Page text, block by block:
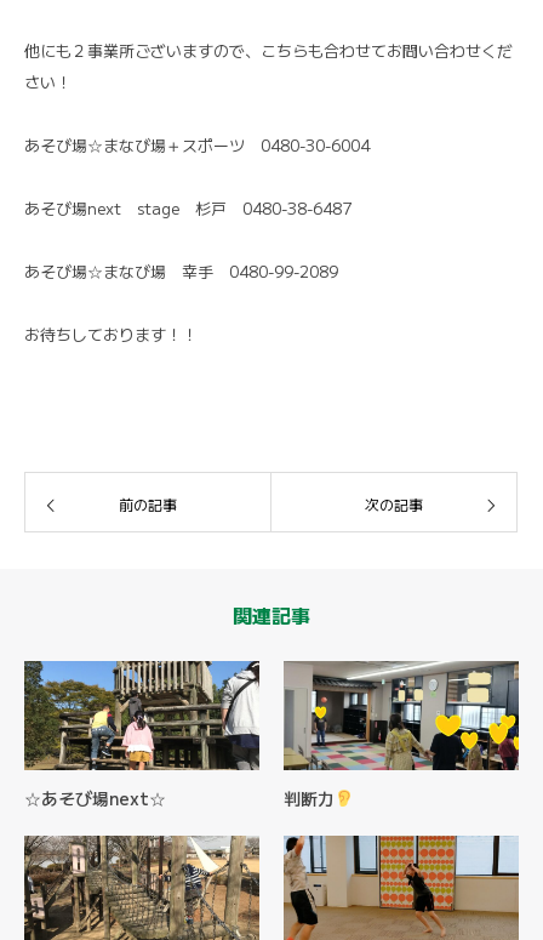
他にも２事業所ございますので、こちらも合わせてお問い合わせくだ
さい！
あそび場☆まなび場＋スポーツ 0480-30-6004
あそび場next stage 杉戸 0480-38-6487
あそび場☆まなび場 幸手 0480-99-2089
お待ちしております！！
前の記事 次の記事
関連記事
☆あそび場next☆ 判断力